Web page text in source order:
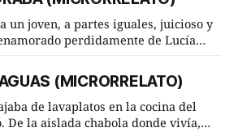
finlandés Martti Pärssinen,
Helsinki, junto con especialistas de
un joven, a partes iguales, juicioso y
perdidamente de Lucía
Pero mantenían absoluta
ineluctable por parte de ella.
que ellos
(MICRORRELATO)
de lavaplatos en la cocina del
la aislada chabola donde vivía,